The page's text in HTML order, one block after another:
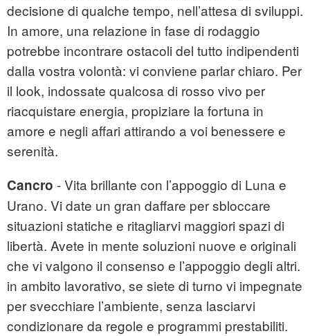
decisione di qualche tempo, nell’attesa di sviluppi.
In amore, una relazione in fase di rodaggio
potrebbe incontrare ostacoli del tutto indipendenti
dalla vostra volontà: vi conviene parlar chiaro. Per
il look, indossate qualcosa di rosso vivo per
riacquistare energia, propiziare la fortuna in
amore e negli affari attirando a voi benessere e
serenità.
Cancro - Vita brillante con l’appoggio di Luna e
Urano. Vi date un gran daffare per sbloccare
situazioni statiche e ritagliarvi maggiori spazi di
libertà. Avete in mente soluzioni nuove e originali
che vi valgono il consenso e l’appoggio degli altri.
in ambito lavorativo, se siete di turno vi impegnate
per svecchiare l’ambiente, senza lasciarvi
condizionare da regole e programmi prestabiliti.